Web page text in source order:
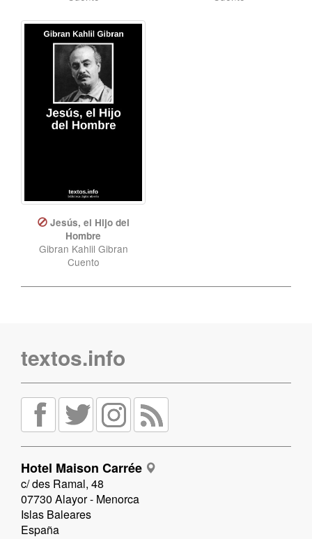
Jesús, el Hijo del
Hombre
Gibran Kahlil Gibran
Cuento
textos.info
Hotel Maison Carrée
c/ des Ramal, 48
07730 Alayor - Menorca
Islas Baleares
España